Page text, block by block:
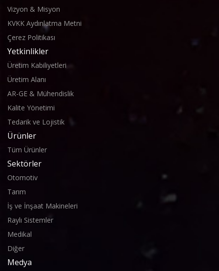
Vizyon & Misyon
KVKK Aydınlatma Metni
Çerez Politikası
Yetkinlikler
Üretim Kabiliyetleri
Üretim Alanı
AR-GE & Mühendislik
Kalite Yönetimi
Tedarik ve Lojistik
Ürünler
Tüm Ürünler
Sektörler
Otomotiv
Tarım
İş ve İnşaat Makineleri
Raylı Sistemler
Medikal
Diğer
Medya